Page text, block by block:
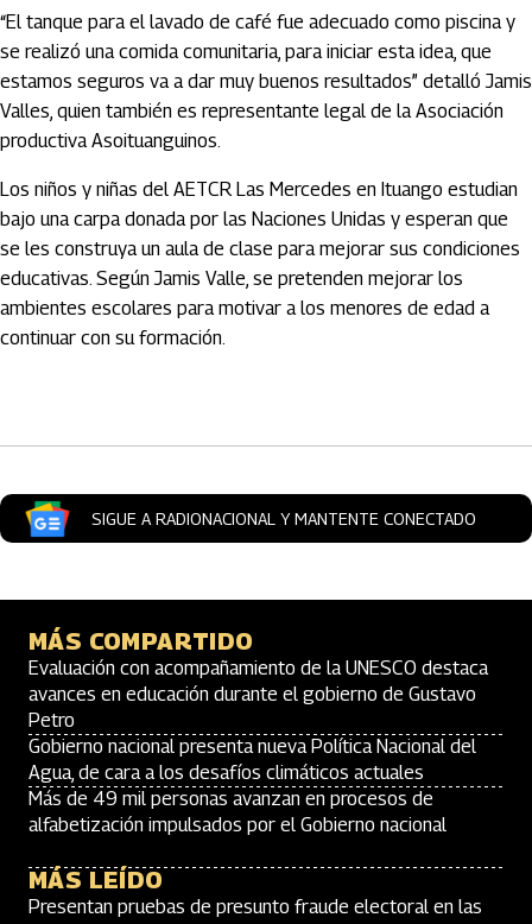
“El tanque para el lavado de café fue adecuado como piscina y
se realizó una comida comunitaria, para iniciar esta idea, que
estamos seguros va a dar muy buenos resultados” detalló Jamis
Valles, quien también es representante legal de la Asociación
productiva Asoituanguinos.
Los niños y niñas del AETCR Las Mercedes en Ituango estudian
bajo una carpa donada por las Naciones Unidas y esperan que
se les construya un aula de clase para mejorar sus condiciones
educativas. Según Jamis Valle, se pretenden mejorar los
ambientes escolares para motivar a los menores de edad a
continuar con su formación.
SIGUE A RADIONACIONAL Y MANTENTE CONECTADO
MÁS COMPARTIDO
Evaluación con acompañamiento de la UNESCO destaca
avances en educación durante el gobierno de Gustavo
Petro
Gobierno nacional presenta nueva Política Nacional del
Agua, de cara a los desafíos climáticos actuales
Más de 49 mil personas avanzan en procesos de
alfabetización impulsados por el Gobierno nacional
MÁS LEÍDO
Presentan pruebas de presunto fraude electoral en las